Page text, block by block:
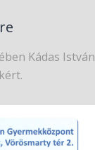
Kádas István